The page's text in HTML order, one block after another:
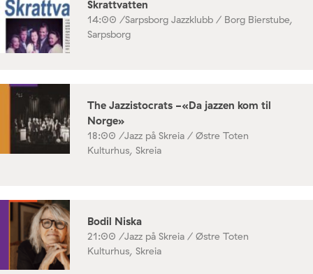
Skrattvatten
14:00 /Sarpsborg Jazzklubb / Borg Bierstube,
Sarpsborg
The Jazzistocrats -«Da jazzen kom til
Norge»
18:00 /Jazz på Skreia / Østre Toten
Kulturhus, Skreia
Bodil Niska
21:00 /Jazz på Skreia / Østre Toten
Kulturhus, Skreia